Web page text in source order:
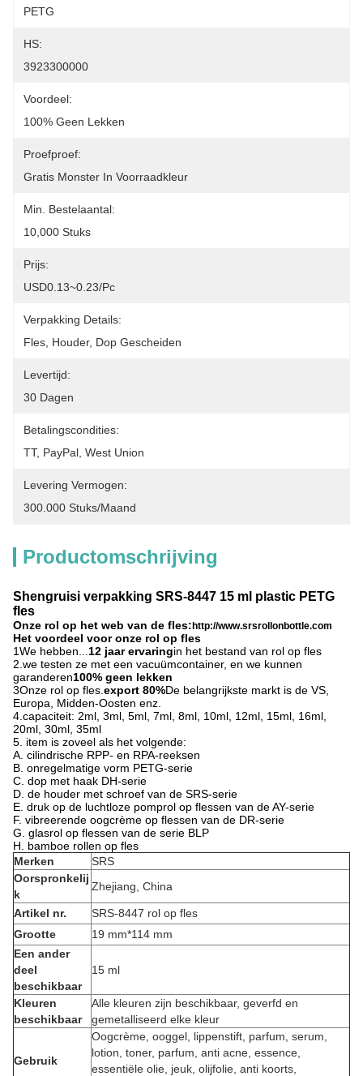
PETG
HS:
3923300000
Voordeel:
100% Geen Lekken
Proefproef:
Gratis Monster In Voorraadkleur
Min. Bestelaantal:
10,000 Stuks
Prijs:
USD0.13~0.23/pc
Verpakking Details:
Fles, Houder, Dop Gescheiden
Levertijd:
30 Dagen
Betalingscondities:
TT, PayPal, West Union
Levering Vermogen:
300.000 Stuks/maand
Productomschrijving
Shengruisi verpakking SRS-8447 15 ml plastic PETG
fles
Onze rol op het web van de fles: http://www.srsrollonbottle.com
Het voordeel voor onze rol op fles
1We hebben... 12 jaar ervaringin het bestand van rol op fles
2.we testen ze met een vacuümcontainer, en we kunnen
garanderen100% geen lekken
3Onze rol op fles. export 80%De belangrijkste markt is de VS,
Europa, Midden-Oosten enz.
4.capaciteit: 2ml, 3ml, 5ml, 7ml, 8ml, 10ml, 12ml, 15ml, 16ml,
20ml, 30ml, 35ml
5. item is zoveel als het volgende:
A. cilindrische RPP- en RPA-reeksen
B. onregelmatige vorm PETG-serie
C. dop met haak DH-serie
D. de houder met schroef van de SRS-serie
E. druk op de luchtloze pomprol op flessen van de AY-serie
F. vibreerende oogcrème op flessen van de DR-serie
G. glasrol op flessen van de serie BLP
H. bamboe rollen op fles
Merken
SRS
Oorspronkelij
k
Zhejiang, China
Artikel nr.
SRS-8447 rol op fles
Grootte
19 mm*114 mm
Een ander
deel
beschikbaar
15 ml
Kleuren
beschikbaar
Alle kleuren zijn beschikbaar, geverfd en
gemetalliseerd elke kleur
Gebruik
Oogcrème, ooggel, lippenstift, parfum, serum,
lotion, toner, parfum, anti acne, essence,
essentiële olie, jeuk, olijfolie, anti koorts,